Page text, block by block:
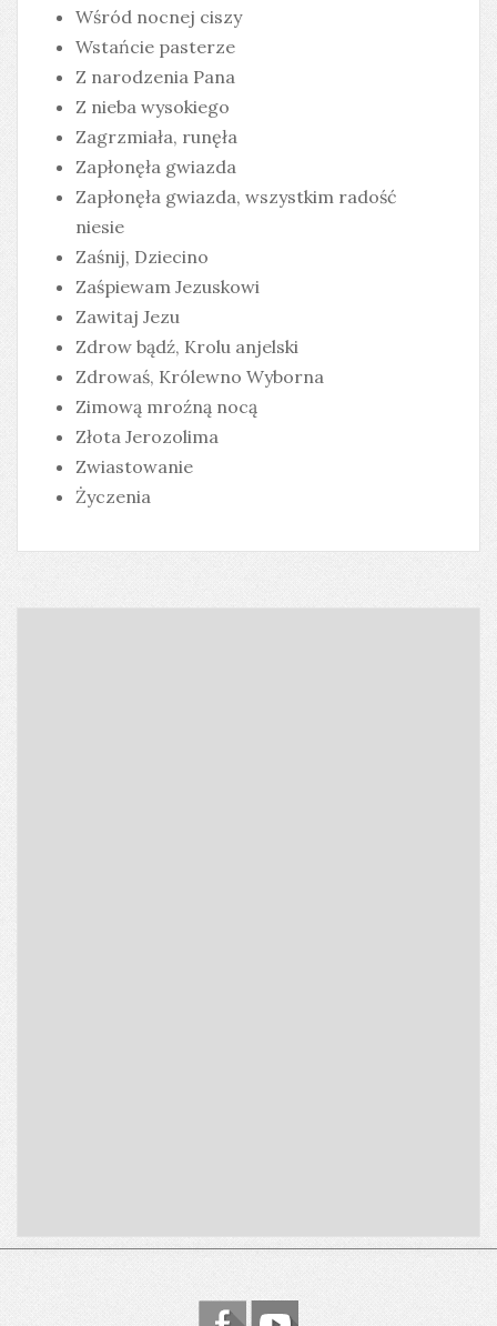
Wśród nocnej ciszy
Wstańcie pasterze
Z narodzenia Pana
Z nieba wysokiego
Zagrzmiała, runęła
Zapłonęła gwiazda
Zapłonęła gwiazda, wszystkim radość
niesie
Zaśnij, Dziecino
Zaśpiewam Jezuskowi
Zawitaj Jezu
Zdrow bądź, Krolu anjelski
Zdrowaś, Królewno Wyborna
Zimową mroźną nocą
Złota Jerozolima
Zwiastowanie
Życzenia